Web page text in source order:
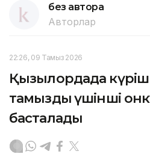
без автора
Авторлар
22:26, 09 Тамыз 2026
Қызылордада
тамыздың үшінші
басталады